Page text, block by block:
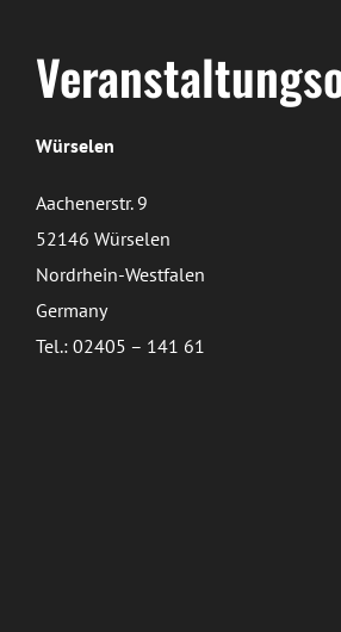
Würselen
Aachenerstr. 9
52146 Würselen
Nordrhein-Westfalen
Germany
Tel.: 02405 – 141 61